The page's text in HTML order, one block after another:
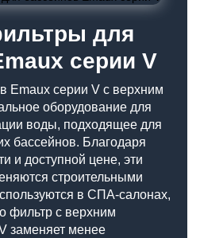
для
серии V
Emaux серии V с верхним
оборудование для
воды, подходящее для
бассейнов. Благодаря
и доступной цене, эти
строительными
в СПА-салонах,
фильтр с верхним
заменяет менее